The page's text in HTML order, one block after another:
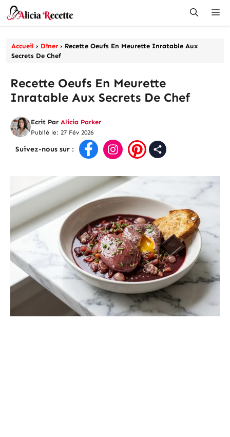
Aller
au
Accueil › Dîner › Recette Oeufs En Meurette Inratable Aux
Secrets De Chef
Recette Oeufs En Meurette
Inratable Aux Secrets De Chef
Ecrit Par Alicia Parker
Publié le: 27 Fév 2026
Suivez-nous sur :